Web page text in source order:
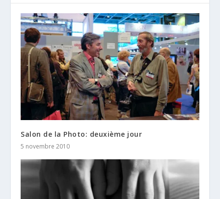
Salon de la Photo: deuxième jour
5 novembre 2010